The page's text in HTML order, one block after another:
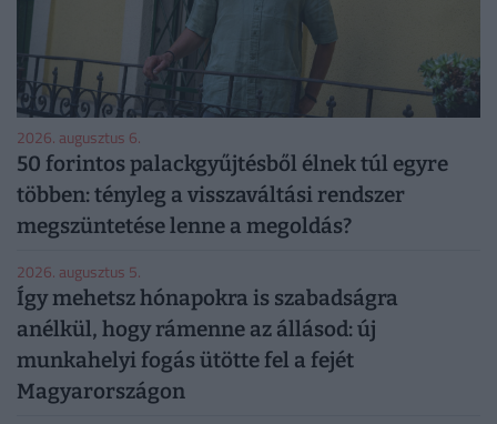
2026. augusztus 6.
50 forintos palackgyűjtésből élnek túl egyre
többen: tényleg a visszaváltási rendszer
megszüntetése lenne a megoldás?
2026. augusztus 5.
Így mehetsz hónapokra is szabadságra
anélkül, hogy rámenne az állásod: új
munkahelyi fogás ütötte fel a fejét
Magyarországon